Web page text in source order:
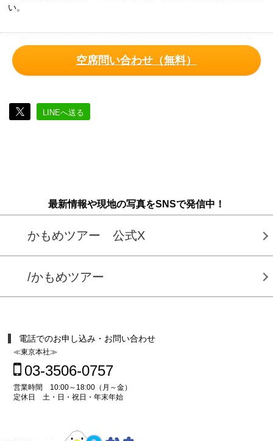
い。
空席問い合わせ（無料）
LINEへ送る
最新情報や現地の写真をSNSで発信中！
かもめツアー 公式X
/かもめツアー
電話でのお申し込み・お問い合わせ
≪東京本社≫
03-3506-0757
営業時間 10:00～18:00（月～金）
定休日 土・日・祝日・年末年始